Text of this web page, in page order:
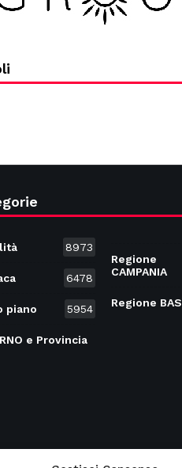
8973
6478
piano 5954
e Provincia
Regione
CAMPANIA
Regione